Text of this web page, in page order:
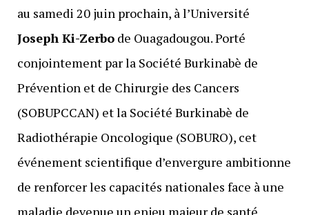
au samedi 20 juin prochain, à l’Université
Joseph Ki-Zerbode Ouagadougou. Porté
conjointement par la Société Burkinabè de
Prévention et de Chirurgie des Cancers
(SOBUPCCAN) et la Société Burkinabè de
Radiothérapie Oncologique (SOBURO), cet
événement scientifique d’envergure ambitionne
de renforcer les capacités nationales face à une